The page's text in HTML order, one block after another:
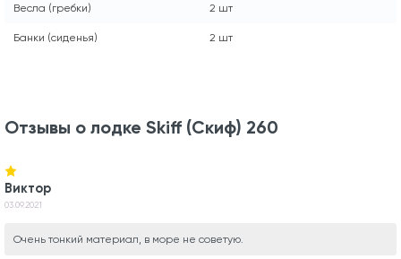
Весла (гребки) 2 шт
Банки (сиденья) 2 шт
Отзывы о лодке Skiff (Скиф) 260
Виктор
03.09.2021
Очень тонкий материал, в море не советую.